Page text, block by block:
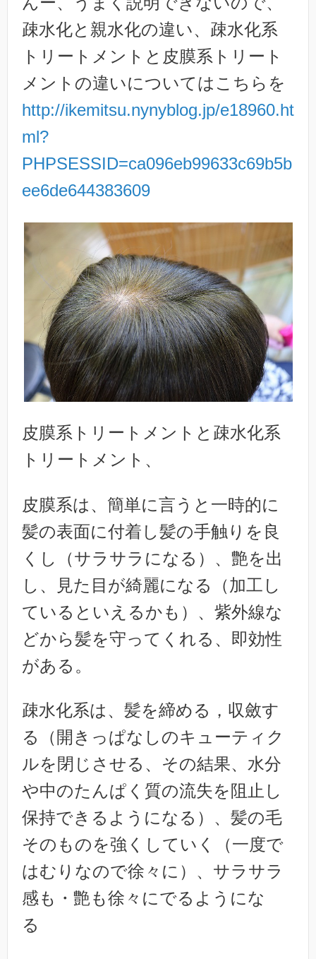
疎水化と親水化の違い、疎水化系
トリートメントと皮膜系トリート
メントの違いについてはこちらを
http://ikemitsu.nynyblog.jp/e18960.ht
ml?
PHPSESSID=ca096eb99633c69b5b
ee6de644383609
皮膜系トリートメントと疎水化系
トリートメント、
皮膜系は、簡単に言うと一時的に
髪の表面に付着し髪の手触りを良
くし（サラサラになる）、艶を出
し、見た目が綺麗になる（加工し
ているといえるかも）、紫外線な
どから髪を守ってくれる、即効性
がある。
疎水化系は、髪を締める，収斂す
る（開きっぱなしのキューティク
ルを閉じさせる、その結果、水分
や中のたんぱく質の流失を阻止し
保持できるようになる）、髪の毛
そのものを強くしていく（一度で
はむりなので徐々に）、サラサラ
感も・艶も徐々にでるようにな
る